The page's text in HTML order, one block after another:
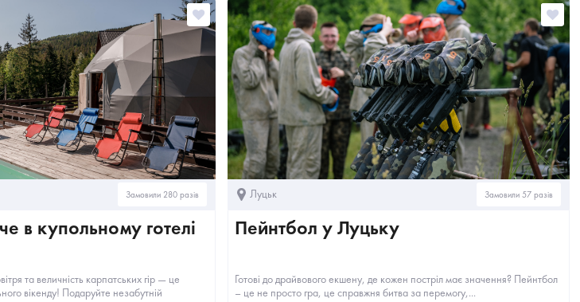
Замовили 280 разів
в купольному готелі
та величність карпатських гір — це
вікенду! Подаруйте незабутній
Луцьк Замовили 57 разів
Пейнтбол у Луцьку
Готові до драйвового екшену, де кожен постріл має значення? Пейнтбол
– це не просто гра, це справжня битва за перемогу,...